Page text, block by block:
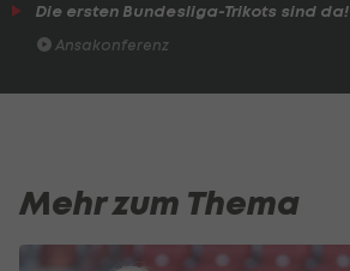
Die ersten Bundesliga-Trikots sind da!
Ansakonferenz
Mehr zum Thema